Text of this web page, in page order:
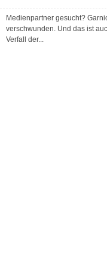
Medienpartner gesucht?
verschwunden. Und das ist
Verfall der...